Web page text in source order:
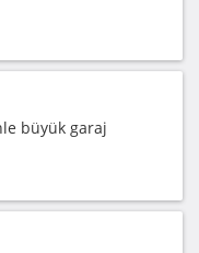
büyük garaj